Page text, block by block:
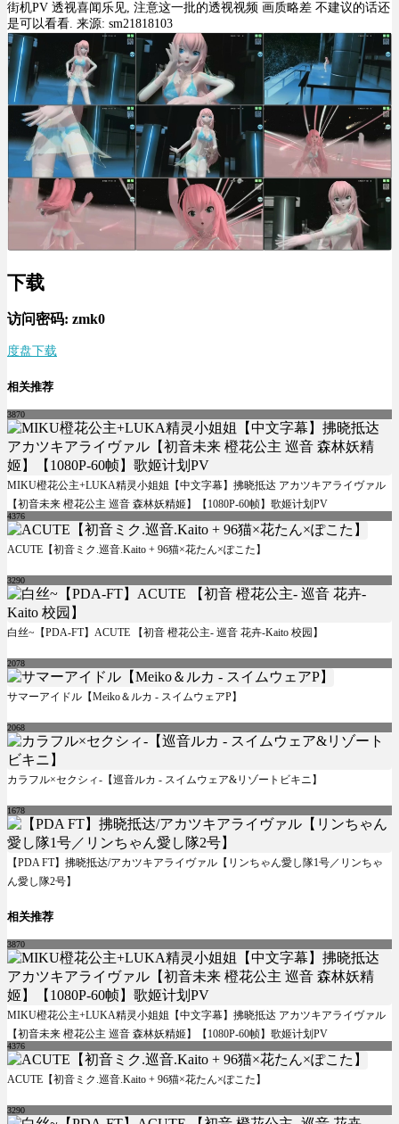
街机PV 透视喜闻乐见, 注意这一批的透视视频 画质略差 不建议的话还
是可以看看. 来源: sm21818103
下载
访问密码: zmk0
度盘下载
相关推荐
3870
MIKU橙花公主+LUKA精灵小姐姐【中文字幕】拂晓抵达 アカツキアライヴァル
【初音未来 橙花公主 巡音 森林妖精姬】【1080P-60帧】歌姬计划PV
4376
ACUTE【初音ミク.巡音.Kaito + 96猫×花たん×ぽこた】
3290
白丝~【PDA-FT】ACUTE 【初音 橙花公主- 巡音 花卉-Kaito 校园】
2078
サマーアイドル【Meiko＆ルカ - スイムウェアP】
2068
カラフル×セクシィ-【巡音ルカ - スイムウェア&リゾートビキニ】
1678
【PDA FT】拂晓抵达/アカツキアライヴァル【リンちゃん愛し隊1号／リンちゃ
ん愛し隊2号】
相关推荐
3870
MIKU橙花公主+LUKA精灵小姐姐【中文字幕】拂晓抵达 アカツキアライヴァル
【初音未来 橙花公主 巡音 森林妖精姬】【1080P-60帧】歌姬计划PV
4376
ACUTE【初音ミク.巡音.Kaito + 96猫×花たん×ぽこた】
3290